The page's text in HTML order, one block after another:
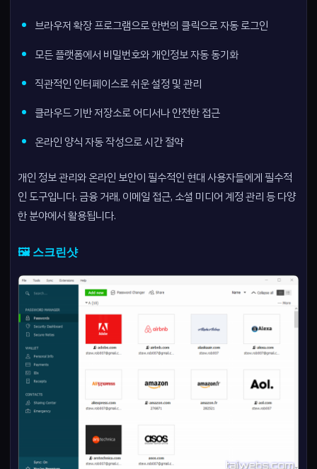
브라우저 확장 프로그램으로 한번의 클릭으로 자동 로그인
모든 플랫폼에서 비밀번호와 개인정보 자동 동기화
직관적인 인터페이스로 쉬운 설정 및 관리
클라우드 기반 저장소로 어디서나 안전한 접근
온라인 양식 자동 작성으로 시간 절약
개인 정보 관리와 온라인 보안이 필수적인 현대 사용자들에게 필수적
인 도구입니다. 금융 거래, 이메일 접근, 소셜 미디어 계정 관리 등 다양
한 분야에서 활용됩니다.
🖼️ 스크린샷